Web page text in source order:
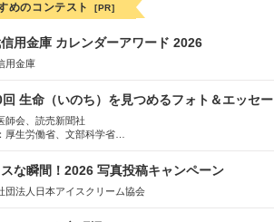
めのコンテスト [PR]
用金庫 カレンダーアワード 2026
用金庫
生命（いのち）を見つめるフォト＆エッセー
師会、読売新聞社
厚生労働省、文部科学省
な瞬間！2026 写真投稿キャンペーン
団法人日本アイスクリーム協会